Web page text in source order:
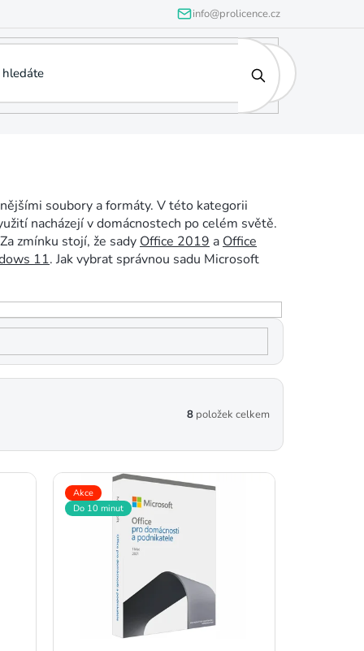
info@prolicence.cz
soubory a formáty. V této kategorii
nacházejí v domácnostech po celém světě.
zmínku stojí, že sady Office 2019 a Office
11. Jak vybrat správnou sadu Microsoft
8 položek celkem
Akce
Do 10 minut